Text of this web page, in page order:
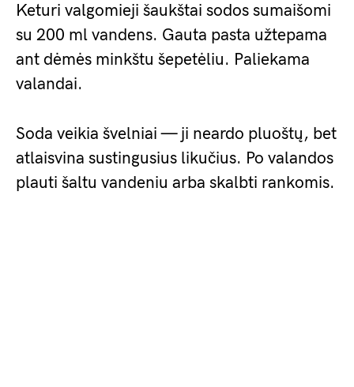
Keturi valgomieji šaukštai sodos sumaišomi
su 200 ml vandens. Gauta pasta užtepama
ant dėmės minkštu šepetėliu. Paliekama
valandai.
Soda veikia švelniai — ji neardo pluoštų, bet
atlaisvina sustingusius likučius. Po valandos
plauti šaltu vandeniu arba skalbti rankomis.